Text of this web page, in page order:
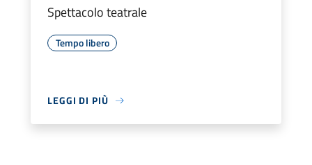
Spettacolo teatrale
Tempo libero
LEGGI DI PIÙ